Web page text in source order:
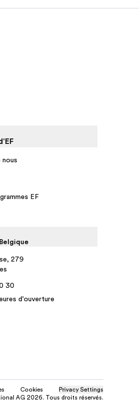
EF
279
30
d'ouverture
Cookies
Privacy Settings
AG 2026. Tous droits réservés.